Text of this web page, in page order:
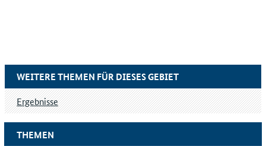
THEMEN
WEITERE THEMEN FÜR DIESES GEBIET
Ergebnisse